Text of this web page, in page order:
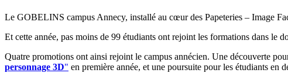
Le GOBELINS campus Annecy, installé au cœur des Papeteries – Image
Et cette année, pas moins de 99 étudiants ont rejoint les formations dans
Quatre promotions ont ainsi rejoint le campus annécien. Une découverte
personnage 3D" en première année, et une poursuite pour les étudiants en